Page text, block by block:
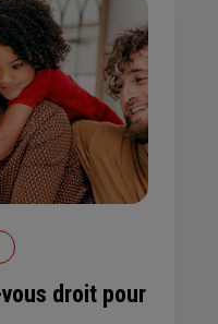
droit pour